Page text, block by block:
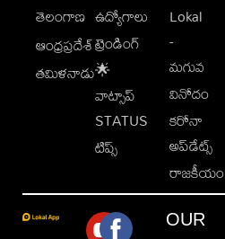
తెలంగాణ
ఆంధ్రప్రదేశ్
తమిళనాడు
ఉద్యోగాలు
ట్రెండింగ్
🌟
వాట్సాప్
STATUS
టిప్స్
Lokal
-
మగువ
వినోదం
కరోనా
అప్‌డేట్స్
రాజకీయం
OUR